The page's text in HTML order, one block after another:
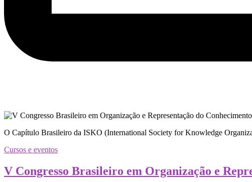
O Capítulo Brasileiro da ISKO (International Society for Knowledge
Cursos e eventos
V Congresso Brasileiro em Organização e